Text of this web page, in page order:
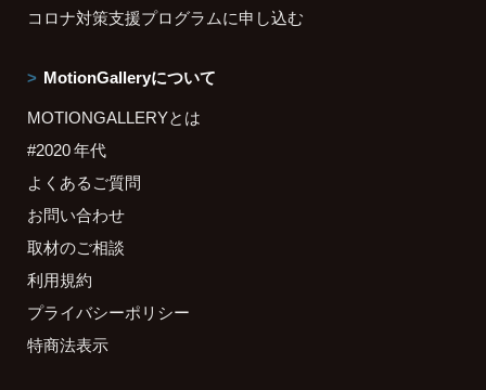
コロナ対策支援プログラムに申し込む
MotionGalleryについて
MOTIONGALLERYとは
#2020 年代
よくあるご質問
お問い合わせ
取材のご相談
利用規約
プライバシーポリシー
特商法表示